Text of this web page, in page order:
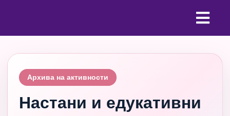
Архива на активности
Настани и едукативни